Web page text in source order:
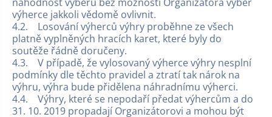
výherce jakkoli vědomě ovlivnit.
4.2. Losování výherců výhry proběhne ze všech
platně vyplněných hracích karet, které byly do
soutěže řádně doručeny.
4.3. V případě, že vylosovaný výherce výhry nesplní
podmínky dle těchto pravidel a ztratí tak nárok na
výhru, výhra bude přidělena náhradnímu výherci.
4.4. Výhry, které se nepodaří předat výhercům a do
31. 10. 2019 propadají Organizátorovi a mohou být